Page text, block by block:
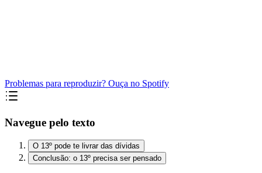
Problemas para reproduzir? Ouça no Spotify
Navegue pelo texto
O 13º pode te livrar das dívidas
Conclusão: o 13º precisa ser pensado